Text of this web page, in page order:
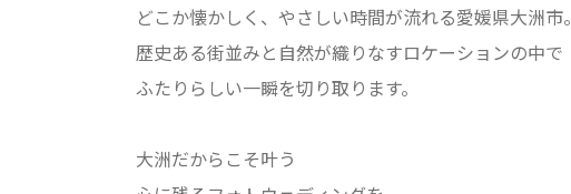
どこか懐かしく、やさしい時間が流れる愛媛県大洲市。
歴史ある街並みと自然が織りなすロケーションの中で
ふたりらしい一瞬を切り取ります。
大洲だからこそ叶う